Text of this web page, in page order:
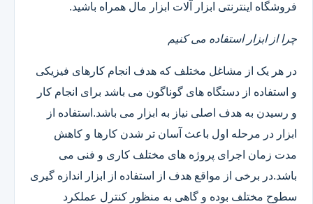
فروشگاه اینترنتی ابزار آلات ابزار مال همراه باشید.
چرا از ابزار استفاده می کنیم
در هر یک از مشاغل مختلف که هدف انجام کارهای فیزیکی
و استفاده از دستگاه های گوناگون می باشد برای انجام کار
و رسیدن به هدف اصلی نیاز به ابزار می باشد.استفاده از
ابزار در مرحله اول باعث آسان تر شدن کارها و کاهش
مدت زمان اجرای پروژه های مختلف کاری و فنی می
باشد.در برخی از مواقع هدف از استفاده از ابزار اندازه گیری
سطوح مختلف بوده و گاهی به منظور کنترل عملکرد